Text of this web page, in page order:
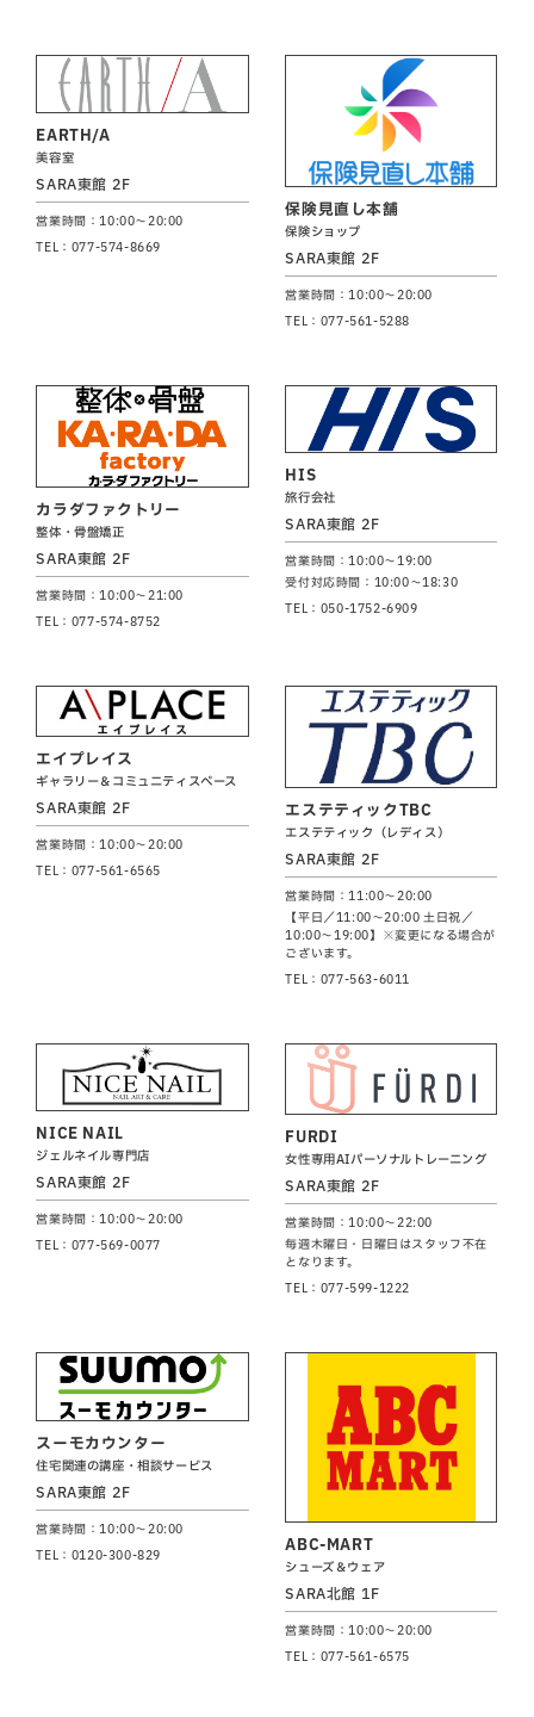
EARTH/A
美容室
SARA東館 2F
営業時間：10:00～20:00
TEL：077-574-8669
保険見直し本舗
保険ショップ
SARA東館 2F
営業時間：10:00～20:00
TEL：077-561-5288
カラダファクトリー
整体・骨盤矯正
SARA東館 2F
営業時間：10:00～21:00
TEL：077-574-8752
HIS
旅行会社
SARA東館 2F
営業時間：10:00～19:00
受付対応時間：10:00～18:30
TEL：050-1752-6909
エイプレイス
ギャラリー＆コミュニティスペース
SARA東館 2F
営業時間：10:00～20:00
TEL：077-561-6565
エステティックTBC
エステティック（レディス）
SARA東館 2F
営業時間：11:00～20:00
【平日／11:00～20:00 土日祝／
10:00～19:00】※変更になる場合が
ございます。
TEL：077-563-6011
NICE NAIL
ジェルネイル専門店
SARA東館 2F
営業時間：10:00～20:00
TEL：077-569-0077
FURDI
女性専用AIパーソナルトレーニング
SARA東館 2F
営業時間：10:00～22:00
毎週木曜日・日曜日はスタッフ不在
となります。
TEL：077-599-1222
スーモカウンター
住宅関連の講座・相談サービス
SARA東館 2F
営業時間：10:00～20:00
TEL：0120-300-829
ABC-MART
シューズ＆ウェア
SARA北館 1F
営業時間：10:00～20:00
TEL：077-561-6575